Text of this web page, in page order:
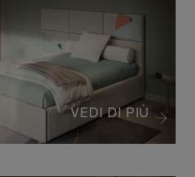
VEDI DI PIÙ